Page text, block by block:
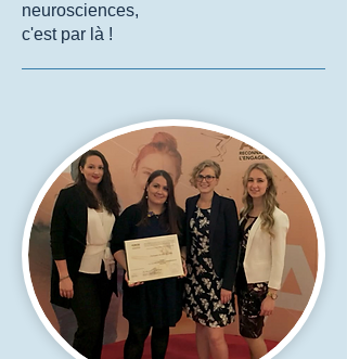
neurosciences,
c'est par là !